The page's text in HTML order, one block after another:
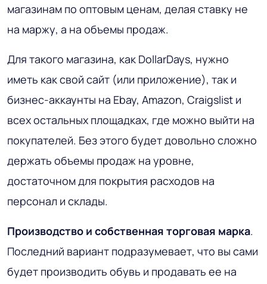
магазинам по оптовым ценам, делая ставку не
на маржу, а на объемы продаж.
Для такого магазина, как DollarDays, нужно
иметь как свой сайт (или приложение), так и
бизнес-аккаунты на Ebay, Amazon, Craigslist и
всех остальных площадках, где можно выйти на
покупателей. Без этого будет довольно сложно
держать объемы продаж на уровне,
достаточном для покрытия расходов на
персонал и склады.
Производство и собственная торговая марка.
Последний вариант подразумевает, что вы сами
будет производить обувь и продавать ее на